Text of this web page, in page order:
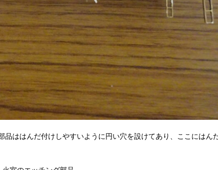
ははんだ付けしやすいように円い穴を設けてあり、ここにはん